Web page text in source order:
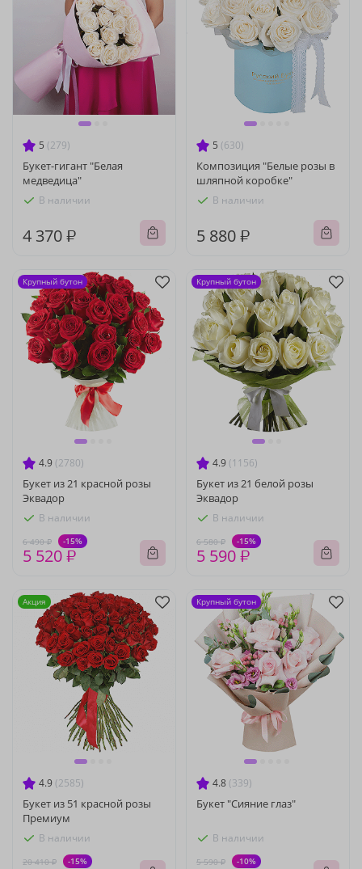
5 (279)
Букет-гигант "Белая
медведица"
В наличии
4 370 ₽
5 (630)
Композиция "Белые розы в
шляпной коробке"
В наличии
5 880 ₽
4.9 (2780)
Букет из 21 красной розы
Эквадор
В наличии
6 490 ₽ -15%
5 520 ₽
Крупный бутон
4.9 (1156)
Букет из 21 белой розы
Эквадор
В наличии
6 580 ₽ -15%
5 590 ₽
Крупный бутон
4.9 (2585)
Букет из 51 красной розы
Премиум
В наличии
20 410 ₽ -15%
Акция
4.8 (339)
Букет "Сияние глаз"
В наличии
5 590 ₽ -10%
Крупный бутон